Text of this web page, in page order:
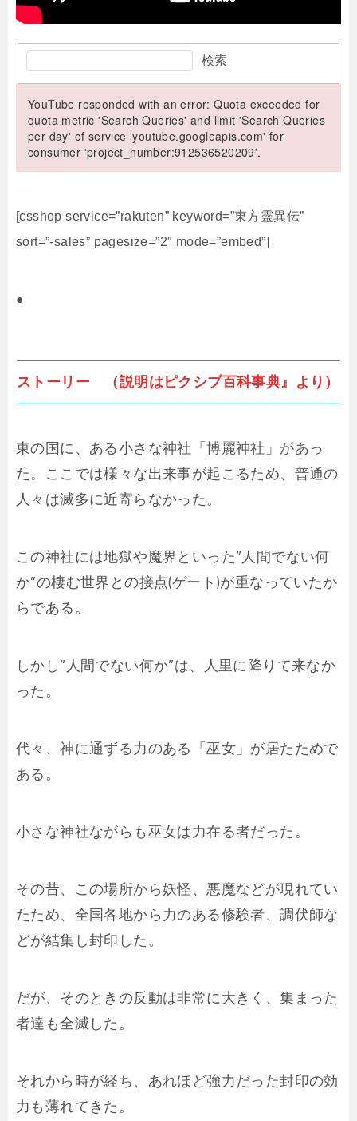
検索
YouTube responded with an error: Quota exceeded for
quota metric 'Search Queries' and limit 'Search Queries
per day' of service 'youtube.googleapis.com' for
consumer 'project_number:912536520209'.
[csshop service=”rakuten” keyword=”東方靈異伝”
sort=”-sales” pagesize=”2″ mode=”embed”]
●
ストーリー （説明はピクシブ百科事典』より）
東の国に、ある小さな神社「博麗神社」があっ
た。ここでは様々な出来事が起こるため、普通の
人々は滅多に近寄らなかった。
この神社には地獄や魔界といった”人間でない何
か”の棲む世界との接点(ゲート)が重なっていたか
らである。
しかし”人間でない何か”は、人里に降りて来なか
った。
代々、神に通ずる力のある「巫女」が居たためで
ある。
小さな神社ながらも巫女は力在る者だった。
その昔、この場所から妖怪、悪魔などが現れてい
たため、全国各地から力のある修験者、調伏師な
どが結集し封印した。
だが、そのときの反動は非常に大きく、集まった
者達も全滅した。
それから時が経ち、あれほど強力だった封印の効
力も薄れてきた。